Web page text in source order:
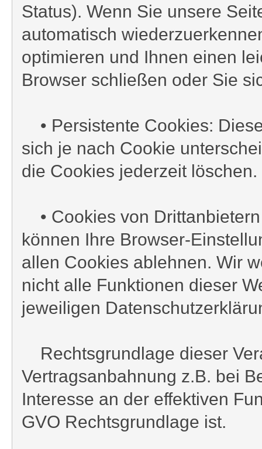
Status). Wenn Sie unsere
automatisch
optimieren und Ihnen einen
Browser schließen oder Sie
• Persistente Cookies:
sich je nach Cookie
die Cookies jederzeit löschen.
• Cookies von
können Ihre Browser-
allen Cookies ablehnen. Wir
nicht alle Funktionen dieser
jeweiligen
Rechtsgrundlage dieser
Vertragsanbahnung z.B. bei
Interesse an der effektiven
GVO Rechtsgrundlage ist.